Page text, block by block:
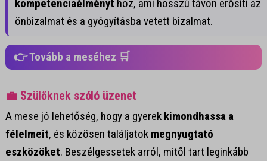
kompetenciaélményt hoz, ami hosszú távon erősíti az
önbizalmat és a gyógyításba vetett bizalmat.
👉 Tovább a meséhez 🛒
💼 Szülőknek szóló üzenet
A mese jó lehetőség, hogy a gyerek kimondhassa a
félelmeit, és közösen találjatok megnyugtató
eszközöket. Beszélgessetek arról, mitől tart leginkább